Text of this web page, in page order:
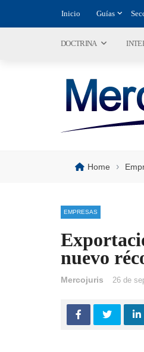
Inicio Guías
DOCTRINA
Home ›
EMPRESAS
nuevo
Mercojuris 26 de